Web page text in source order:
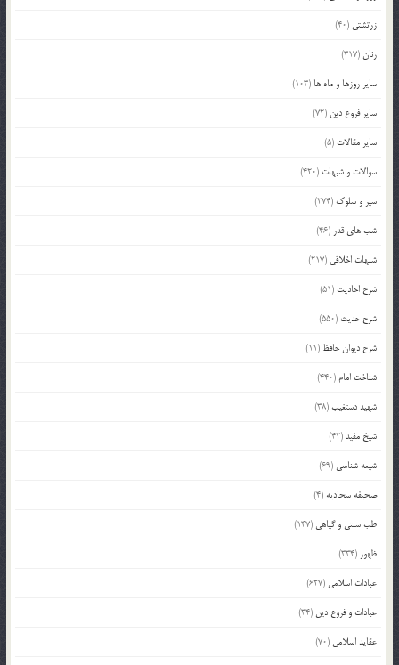
زرتشتی (40)
زنان(317)
سایر روزها و ماه ها (103)
سایر فروع دین (72)
سایر مقالات (5)
سوالات و شبهات (420)
سیر و سلوک (274)
شب های قدر (46)
شبهات اخلاقی (217)
شرح احادیث (51)
شرح حدیث (550)
شرح دیوان حافظ (11)
شناخت امام (440)
شهید دستغیب(38)
شیخ مفید(42)
شیعه شناسی (69)
صحیفه سجادیه (4)
طب سنتی و گیاهی (147)
ظهور (334)
عبادات اسلامی (627)
عبادات و فروع دین (34)
عقاید اسلامی (70)